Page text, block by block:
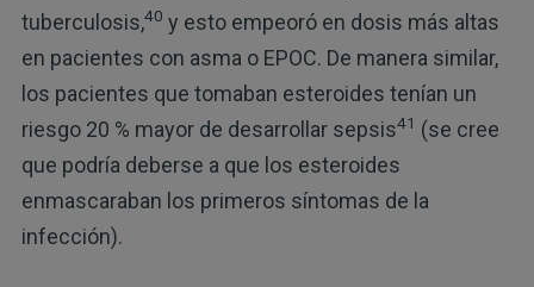
tuberculosis,40 y esto empeoró en dosis más altas
en pacientes con asma o EPOC. De manera similar,
los pacientes que tomaban esteroides tenían un
riesgo 20 % mayor de desarrollar sepsis41 (se cree
que podría deberse a que los esteroides
enmascaraban los primeros síntomas de la
infección).